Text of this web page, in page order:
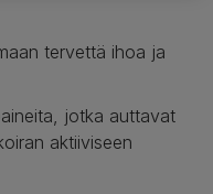
tervettä ihoa ja
jotka auttavat
aktiiviseen